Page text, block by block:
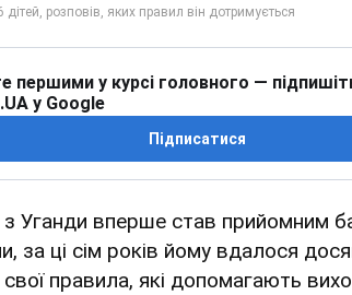
першими у курсі головного —
у Google
Підписатися
з Уганди вперше став прийомним
за ці сім років йому вдалося
правила, які допомагають